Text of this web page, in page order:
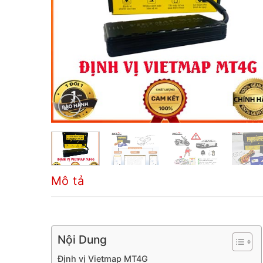
Mô tả
Nội Dung
Định vị Vietmap MT4G